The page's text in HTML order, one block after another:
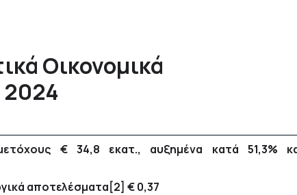
Οικονομικά
2024
€ 34,8 εκατ., αυξημένα κατά 51,3%
αποτελέσματα [2] € 0,37